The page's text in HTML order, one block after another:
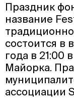
Праздник
название
состоится в
года в 21:00
Майорка.
ассоциации